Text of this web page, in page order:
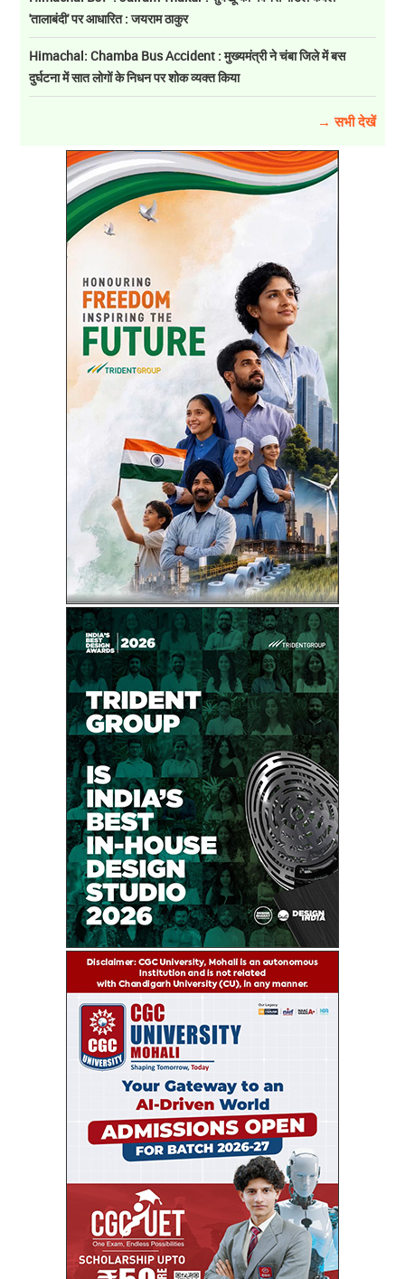
'तालाबंदी' पर आधारित : जयराम ठाकुर
Himachal: Chamba Bus Accident : मुख्यमंत्री ने चंबा जिले में बस
दुर्घटना में सात लोगों के निधन पर शोक व्यक्त किया
→ सभी देखें